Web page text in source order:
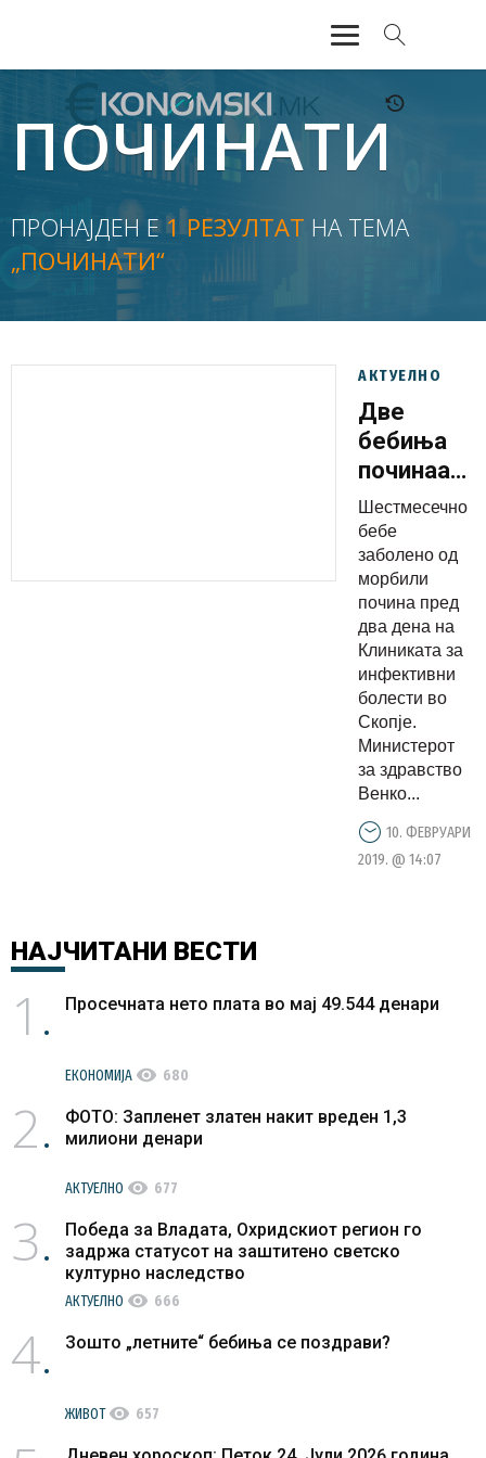
АКТУЕЛНО
ЕКОНОМИЈА
ФИНАНСИИ
БАНКАРСТВО
ЖИВОТ
ПОЧИНАТИ
ПРОНАЈДЕН Е1 РЕЗУЛТАТ НА ТЕМА
„ПОЧИНАТИ“
АКТУЕЛНО
Две
бебиња
починаа
од
морбили
во
Состојбата
е
Филипче
бега од
Шестмесечно
бебе
заболено од
морбили
почина пред
два дена на
Клиниката за
инфективни
болести во
Скопје.
Министерот
за здравство
Венко...
10. ФЕВРУАРИ
2019. @ 14:07
НАЈЧИТАНИ ВЕСТИ
1 Просечната нето плата во мај 49.544 денари
ЕКОНОМИЈА visibility 680
2
ФОТО: Запленет златен накит вреден 1,3
милиони денари
АКТУЕЛНО visibility 677
3
Победа за Владата, Охридскиот регион го
задржа статусот на заштитено светско
културно наследство
АКТУЕЛНО visibility 666
4 Зошто „летните“ бебиња се поздрави?
ЖИВОТvisibility 657